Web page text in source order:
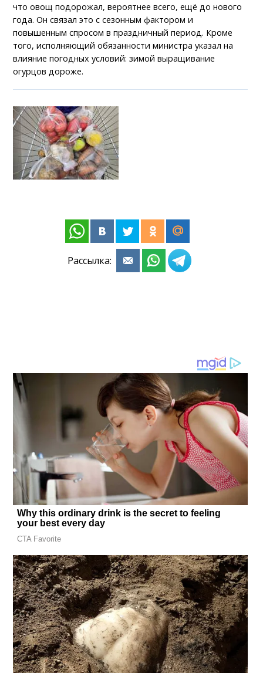
что овощ подорожал, вероятнее всего, ещё до нового
года. Он связал это с сезонным фактором и
повышенным спросом в праздничный период. Кроме
того, исполняющий обязанности министра указал на
влияние погодных условий: зимой выращивание
огурцов дороже.
Рассылка: